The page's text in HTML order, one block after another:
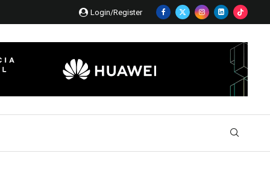
Login/Register